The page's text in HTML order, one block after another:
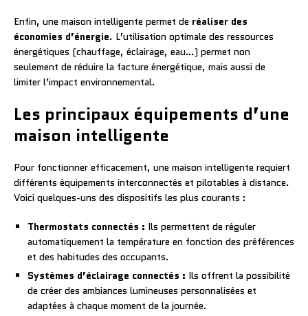
Enfin, une maison intelligente permet de réaliser des
économies d’énergie. L’utilisation optimale des ressources
énergétiques (chauffage, éclairage, eau…) permet non
seulement de réduire la facture énergétique, mais aussi de
limiter l’impact environnemental.
Les principaux équipements d’une
maison intelligente
Pour fonctionner efficacement, une maison intelligente requiert
différents équipements interconnectés et pilotables à distance.
Voici quelques-uns des dispositifs les plus courants :
Thermostats connectés : Ils permettent de réguler
automatiquement la température en fonction des préférences
et des habitudes des occupants.
Systèmes d’éclairage connectés : Ils offrent la possibilité
de créer des ambiances lumineuses personnalisées et
adaptées à chaque moment de la journée.